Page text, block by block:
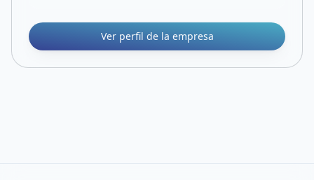
Ver perfil de la empresa